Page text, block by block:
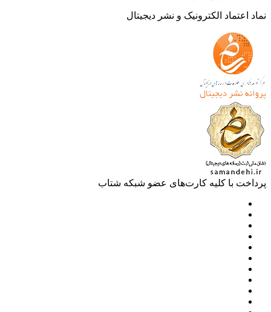
اعتماد الکترونیک و نشر دیجیتال
با کلیه کارت‌های عضو شبکه شتاب